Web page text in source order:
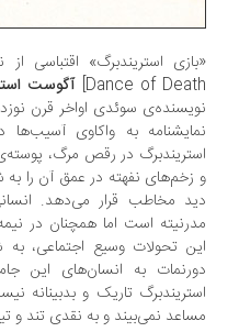
استریندبرگ» اقتباسی از
Dance of آگوست
سوئدی اواخر قرن نوزدهم است
به واکاوی آسیب‌ها در
در رقص مرگ، پوسته‌ی
نفهته در عمق آن را به شکلی
مخاطب قرار می‌دهد. انسانی که
است اما همچنان در نیمه‌ی
تحولات وسیع اجتماعی، به
به انسان‌های این جامعه‌ی
تاریک و بدبینانه نیست،
نمی‌بیند و به نقدی تند و تیز از